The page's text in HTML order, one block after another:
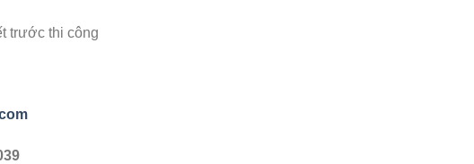
trước thi công